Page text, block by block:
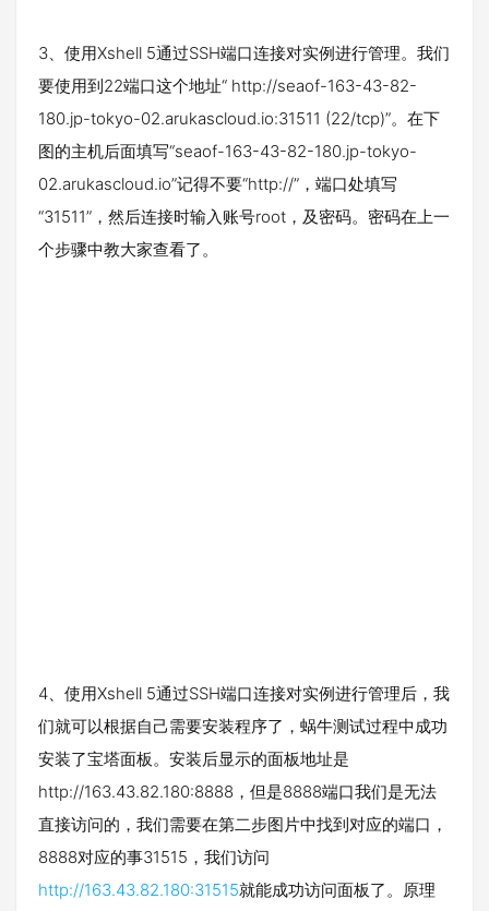
3、使用Xshell 5通过SSH端口连接对实例进行管理。我们
要使用到22端口这个地址“ http://seaof-163-43-82-
180.jp-tokyo-02.arukascloud.io:31511 (22/tcp)”。在下
图的主机后面填写“seaof-163-43-82-180.jp-tokyo-
02.arukascloud.io”记得不要“http://”，端口处填写
“31511”，然后连接时输入账号root，及密码。密码在上一
个步骤中教大家查看了。
4、使用Xshell 5通过SSH端口连接对实例进行管理后，我
们就可以根据自己需要安装程序了，蜗牛测试过程中成功
安装了宝塔面板。安装后显示的面板地址是
http://163.43.82.180:8888，但是8888端口我们是无法
直接访问的，我们需要在第二步图片中找到对应的端口，
8888对应的事31515，我们访问
http://163.43.82.180:31515就能成功访问面板了。原理